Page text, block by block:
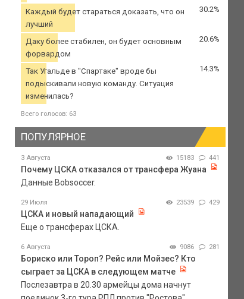
Каждый будет стараться доказать, что он
лучший
30.2%
Даку более стабилен, он будет основным
форвардом
20.6%
Так Угальде в "Спартаке" вроде бы
подыскивали новую команду. Ситуация
изменилась?
14.3%
Всего голосов: 63
ПОПУЛЯРНОЕ
3 Августа 15183 441
Почему ЦСКА отказался от трансфера Жуана
Данные Bobsoccer.
29 Июля 23539 429
ЦСКА и новый нападающий
Еще о трансферах ЦСКА.
6 Августа 9086 281
Бориско или Тороп? Рейс или Мойзес? Кто
сыграет за ЦСКА в следующем матче
Послезавтра в 20.30 армейцы дома начнут